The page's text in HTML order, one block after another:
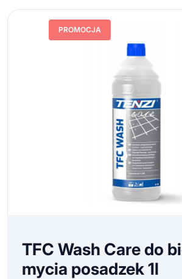
PROMOCJA
TFC Wash Care do
mycia posadzek 1l